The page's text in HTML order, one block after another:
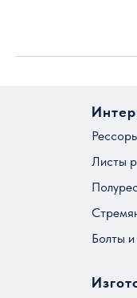
Листы
Болты и